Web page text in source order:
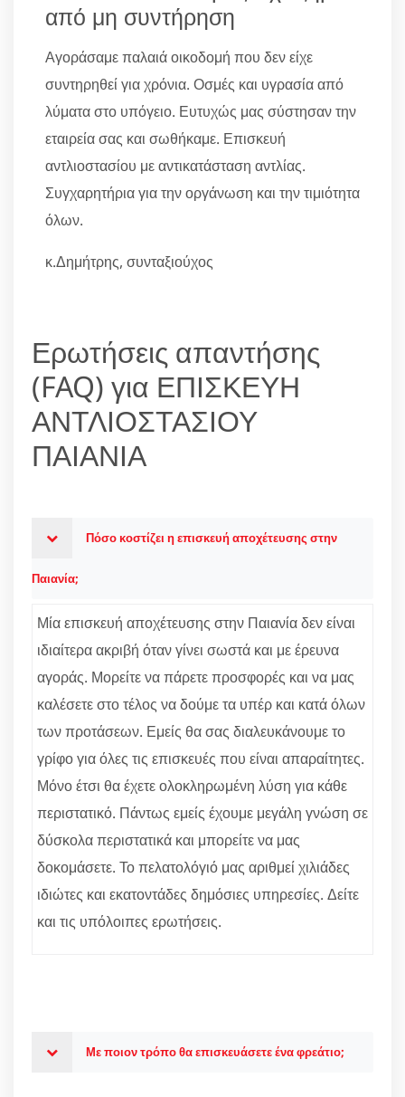
από μη συντήρηση
Αγοράσαμε παλαιά οικοδομή που δεν είχε
συντηρηθεί για χρόνια. Οσμές και υγρασία από
λύματα στο υπόγειο. Ευτυχώς μας σύστησαν την
εταιρεία σας και σωθήκαμε. Επισκευή
αντλιοστασίου με αντικατάσταση αντλίας.
Συγχαρητήρια για την οργάνωση και την τιμιότητα
όλων.
κ.Δημήτρης, συνταξιούχος
Ερωτήσεις απαντήσης
(FAQ) για ΕΠΙΣΚΕΥΗ
ΑΝΤΛΙΟΣΤΑΣΙΟΥ
ΠΑΙΑΝΙΑ
Πόσο κοστίζει η επισκευή αποχέτευσης στην
Παιανία;
Μία επισκευή αποχέτευσης στην Παιανία δεν είναι
ιδιαίτερα ακριβή όταν γίνει σωστά και με έρευνα
αγοράς. Μορείτε να πάρετε προσφορές και να μας
καλέσετε στο τέλος να δούμε τα υπέρ και κατά όλων
των προτάσεων. Εμείς θα σας διαλευκάνουμε το
γρίφο για όλες τις επισκευές που είναι απαραίτητες.
Μόνο έτσι θα έχετε ολοκληρωμένη λύση για κάθε
περιστατικό. Πάντως εμείς έχουμε μεγάλη γνώση σε
δύσκολα περιστατικά και μπορείτε να μας
δοκομάσετε. Το πελατολόγιό μας αριθμεί χιλιάδες
ιδιώτες και εκατοντάδες δημόσιες υπηρεσίες. Δείτε
και τις υπόλοιπες ερωτήσεις.
Με ποιον τρόπο θα επισκευάσετε ένα φρεάτιο;